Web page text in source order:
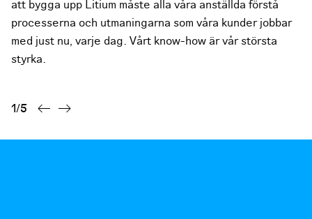
att bygga upp Litium måste alla våra anställda förstå
processerna och utmaningarna som våra kunder jobbar
med just nu, varje dag. Vårt know-how är vår största
styrka.
1/5